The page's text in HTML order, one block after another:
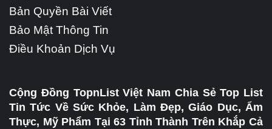
Bản Quyền Bài Viết
Bảo Mật Thông Tin
Điều Khoản Dịch Vụ
Cộng Đồng TopnList Việt Nam Chia Sẻ Top List
Tin Tức Về Sức Khỏe, Làm Đẹp, Giáo Dục, Ẩm
Thực, Mỹ Phẩm Tại 63 Tỉnh Thành Trên Khắp Cả